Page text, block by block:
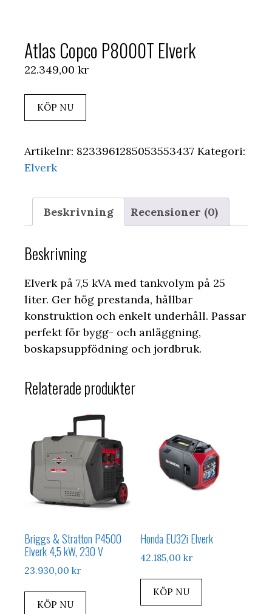
Atlas Copco P8000T Elverk
22.349,00 kr
KÖP NU
Artikelnr: 8233961285053553437 Kategori:
Elverk
Beskrivning Recensioner (0)
Beskrivning
Elverk på 7,5 kVA med tankvolym på 25
liter. Ger hög prestanda, hållbar
konstruktion och enkelt underhåll. Passar
perfekt för bygg- och anläggning,
boskapsuppfödning och jordbruk.
Relaterade produkter
Briggs & Stratton P4500
Elverk 4,5 kW, 230 V
23.930,00 kr
KÖP NU
Honda EU32i Elverk
42.185,00kr
KÖP NU